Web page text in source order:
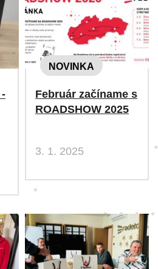
NOVINKA
Február začíname s
ROADSHOW 2025
3. 1. 2025